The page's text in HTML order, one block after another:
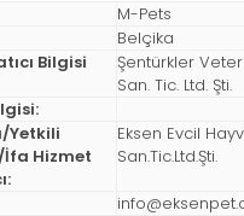
M-Pets
Belçika
Bilgisi
Şentürkler
San. Tic. Ltd. Şti.
Yetkili
Hizmet
Eksen Evcil
San.Tic.Ltd.Şti.